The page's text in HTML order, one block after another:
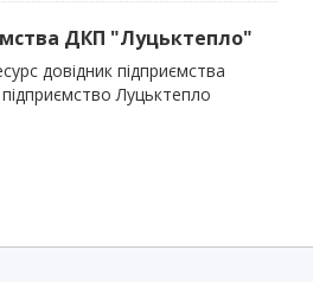
ДКП "Луцьктепло"
довідник підприємства
Луцьктепло